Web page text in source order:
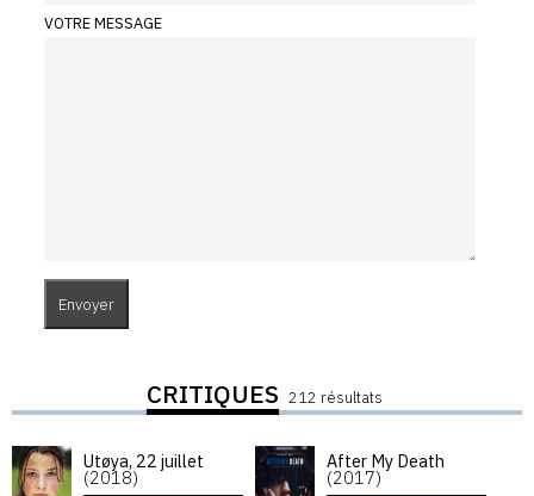
VOTRE MESSAGE
CRITIQUES 212 résultats
Utøya, 22 juillet
(2018)
After My Death
(2017)